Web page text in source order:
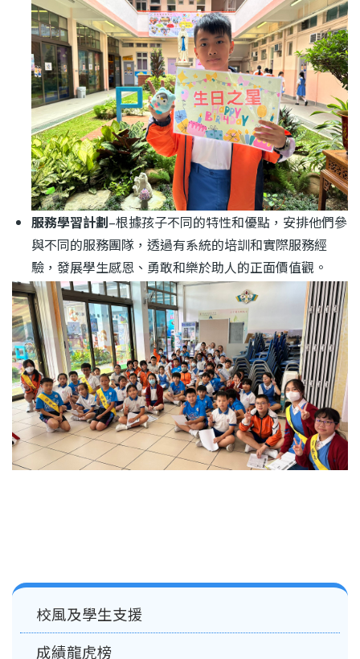
服務學習計劃–根據孩子不同的特性和優點，安排他們參
與不同的服務團隊，透過有系統的培訓和實際服務經
驗，發展學生感恩、勇敢和樂於助人的正面價值觀。
Main
navigation
校風及學生支援
成績龍虎榜